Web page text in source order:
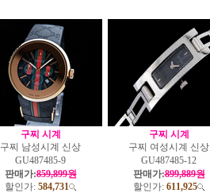
구찌 시계
구찌 남성시계 신상
GU487485-9
판매가:859,899원
할인가: 584,731
구찌 시계
구찌 여성시계 신상
GU487485-12
판매가:899,889원
할인가: 611,925